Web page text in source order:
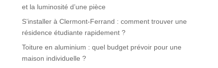
et la luminosité d’une pièce
S’installer à Clermont-Ferrand : comment trouver une
résidence étudiante rapidement ?
Toiture en aluminium : quel budget prévoir pour une
maison individuelle ?